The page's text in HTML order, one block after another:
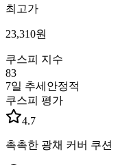
최고가
23,310원
쿠스피 지수
83
7일 추세 안정적
쿠스피 평가
4.7
촉촉한 광채 커버 쿠션